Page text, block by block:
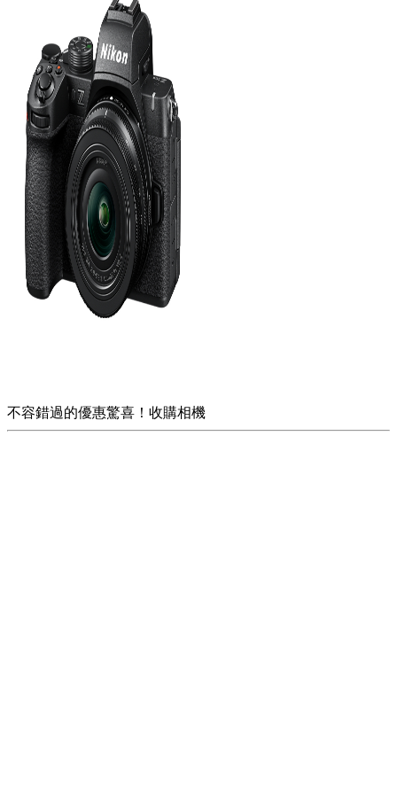
不容錯過的優惠驚喜！收購相機